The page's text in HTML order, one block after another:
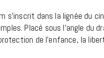
s’inscrit dans la lignée du
Placé sous l’angle du
de l’enfance, la